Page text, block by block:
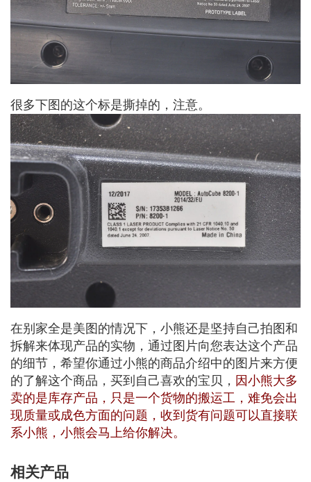
很多下图的这个标是撕掉的，注意。
在别家全是美图的情况下，小熊还是坚持自己拍图和
拆解来体现产品的实物，通过图片向您表达这个产品
的细节，希望你通过小熊的商品介绍中的图片来方便
的了解这个商品，买到自己喜欢的宝贝， 因小熊大多
卖的是库存产品，只是一个货物的搬运工，难免会出
现质量或成色方面的问题，收到货有问题可以直接联
系小熊，小熊会马上给你解决。
相关产品